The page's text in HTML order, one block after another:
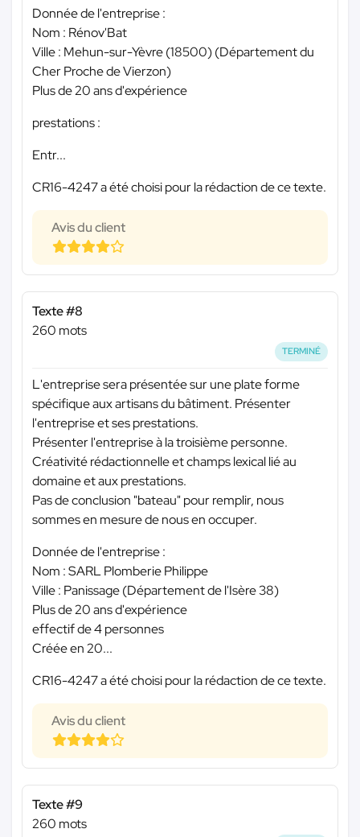
Donnée de l'entreprise :
Nom : Rénov'Bat
Ville : Mehun-sur-Yèvre (18500) (Département du
Cher Proche de Vierzon)
Plus de 20 ans d'expérience
prestations :
Entr...
CR16-4247 a été choisi pour la rédaction de ce texte.
Avis du client
Texte #8
260 mots
TERMINÉ
L'entreprise sera présentée sur une plate forme
spécifique aux artisans du bâtiment. Présenter
l'entreprise et ses prestations.
Présenter l'entreprise à la troisième personne.
Créativité rédactionnelle et champs lexical lié au
domaine et aux prestations.
Pas de conclusion "bateau" pour remplir, nous
sommes en mesure de nous en occuper.
Donnée de l'entreprise :
Nom : SARL Plomberie Philippe
Ville : Panissage (Département de l'Isère 38)
Plus de 20 ans d'expérience
effectif de 4 personnes
Créée en 20...
CR16-4247 a été choisi pour la rédaction de ce texte.
Avis du client
Texte #9
260 mots